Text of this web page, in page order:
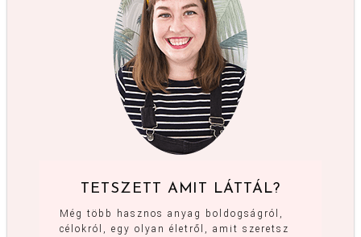
TETSZETT AMIT LÁTTÁL?
Még több hasznos anyag boldogságról,
célokról, egy olyan életről, amit szeretsz